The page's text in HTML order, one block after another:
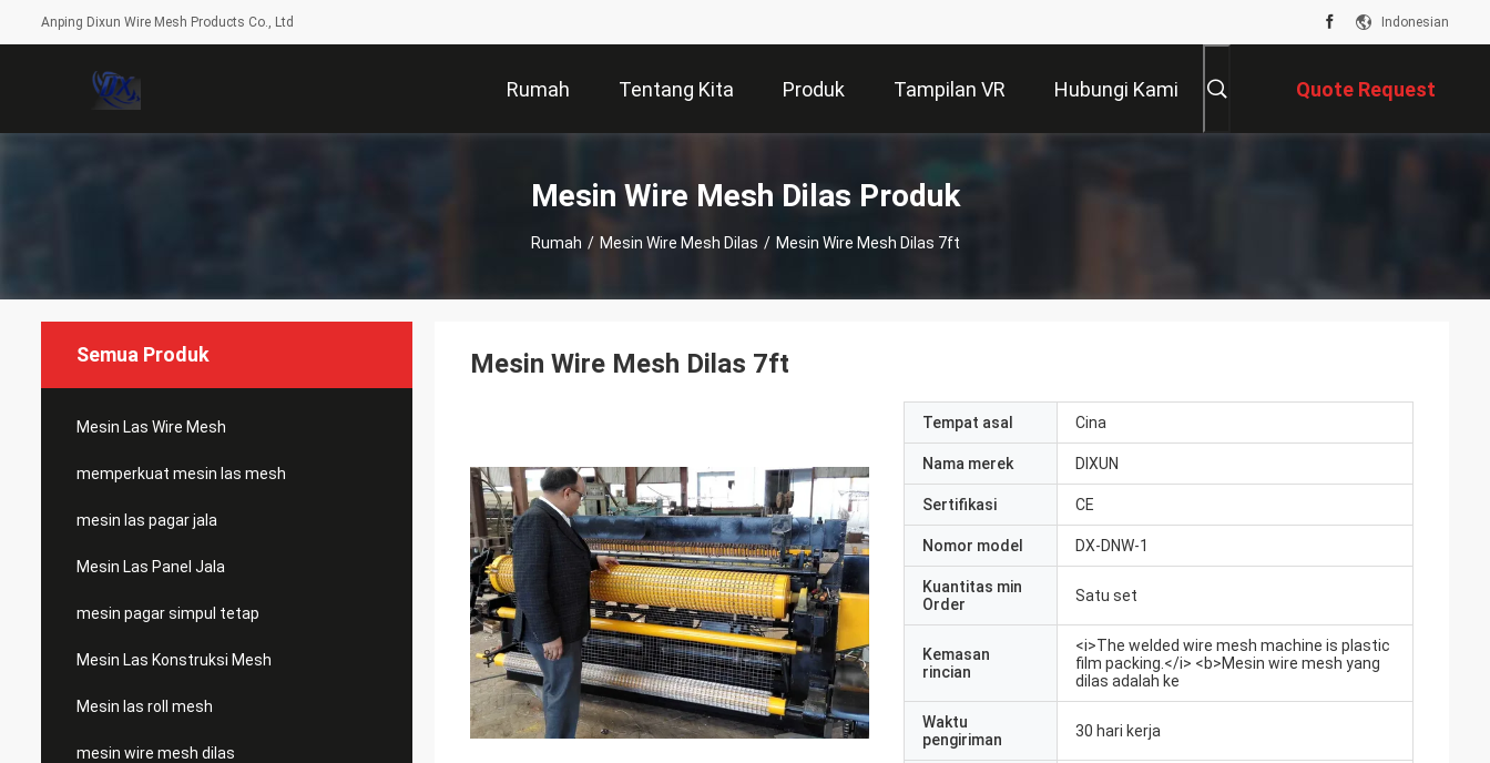
Anping Dixun Wire Mesh Products Co., Ltd Indonesian
Rumah Tentang Kita Produk Tampilan VR Hubungi Kami Quote Request
Mesin Wire Mesh Dilas Produk
Rumah / Mesin Wire Mesh Dilas / Mesin Wire Mesh Dilas 7ft
Semua Produk
Mesin Las Wire Mesh
memperkuat mesin las mesh
mesin las pagar jala
Mesin Las Panel Jala
mesin pagar simpul tetap
Mesin Las Konstruksi Mesh
Mesin las roll mesh
mesin wire mesh dilas
Mesin Wire Mesh Dilas 7ft
Tempat asal Cina
Nama merek DIXUN
Sertifikasi CE
Nomor model DX-DNW-1
Kuantitas min
Order
Satu set
Kemasan
rincian
<i>The welded wire mesh machine is plastic
film packing.</i> <b>Mesin wire mesh yang
dilas adalah ke
Waktu
pengiriman
30 hari kerja